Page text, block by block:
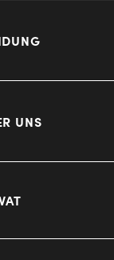
UNS